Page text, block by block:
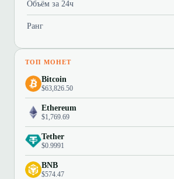
Объём за 24ч
Ранг
ТОП МОНЕТ
Bitcoin
$63,826.50
Ethereum
$1,769.69
Tether
$0.9991
BNB
$574.47